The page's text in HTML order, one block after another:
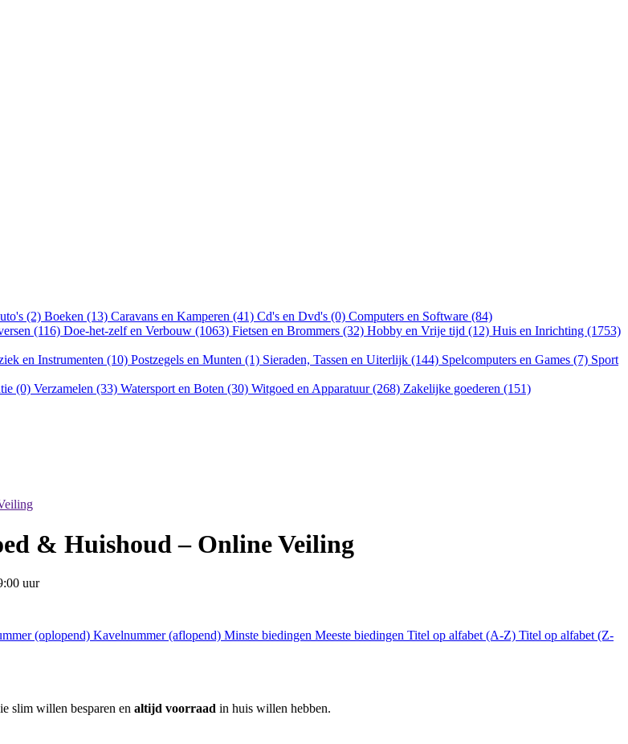
(2) Boeken (13) Caravans en Kamperen (41) Cd's en Dvd's (0) Computers en Software (84)
(116) Doe-het-zelf en Verbouw (1063) Fietsen en Brommers (32) Hobby en Vrije tijd (12) Huis en Inrichting (1753)
en Instrumenten (10) Postzegels en Munten (1) Sieraden, Tassen en Uiterlijk (144) Spelcomputers en Games (7) Sport
(0) Verzamelen (33) Watersport en Boten (30) Witgoed en Apparatuur (268) Zakelijke goederen (151)
& Huishoud – Online Veiling
uur
(oplopend) Kavelnummer (aflopend) Minste biedingen Meeste biedingen Titel op alfabet (A-Z) Titel op alfabet (Z-
slim willen besparen en altijd voorraad in huis willen hebben.